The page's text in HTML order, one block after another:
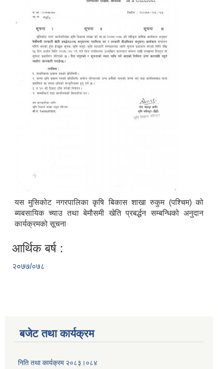
यस मुसिकोट नगरपालिका कृषि बिकास शाखा रुकुम (पश्चिम) को
ब्यबसायिक च्याउ तथा बेमौसमी खेति प्रबर्द्धन सम्बन्धिको अनुदान
कार्यक्रमको सूचना
आर्थिक बर्ष :
२०७७/०७८
बजेट तथा कार्यक्रम
निति तथा कार्यक्रम २०८३।०८४